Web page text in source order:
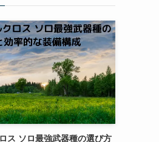
ス ソロ最強武器種の選び方